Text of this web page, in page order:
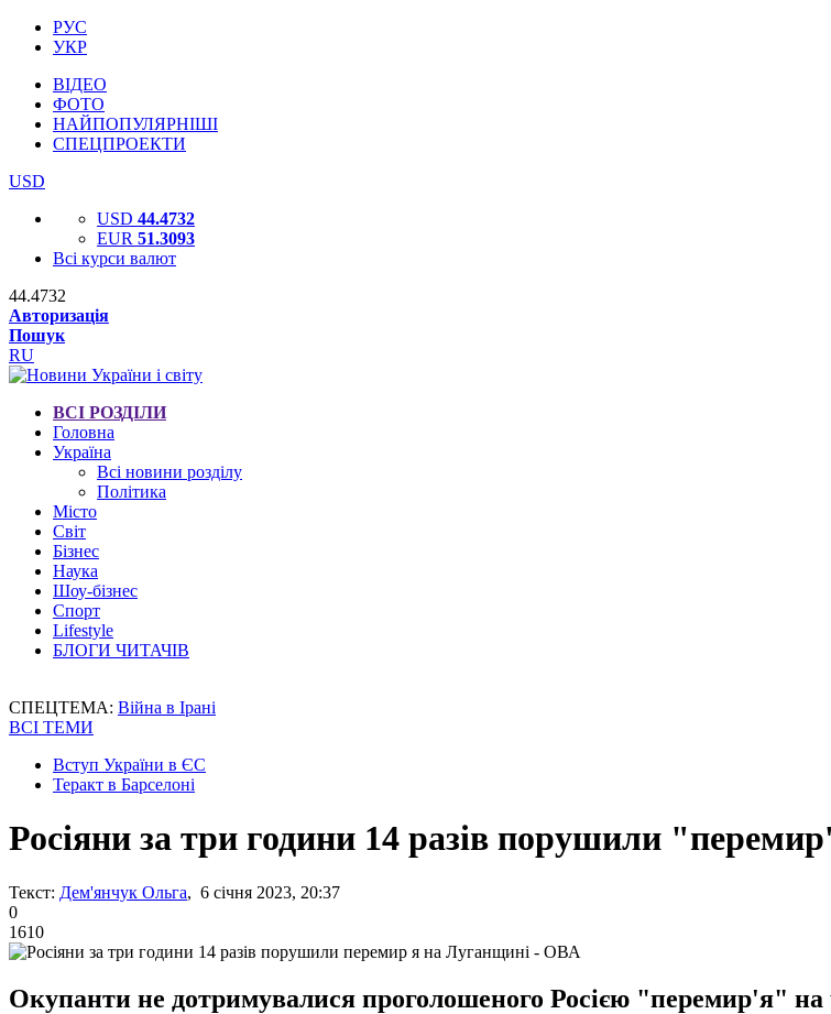
РУС
УКР
ВІДЕО
ФОТО
НАЙПОПУЛЯРНІШІ
СПЕЦПРОЕКТИ
USD
USD 44.4732
EUR 51.3093
Всі курси валют
44.4732
Авторизація
Пошук
RU
ВСІ РОЗДІЛИ
Головна
Україна
Всі новини розділу
Політика
Місто
Світ
Бізнес
Наука
Шоу-бізнес
Спорт
Lifestyle
БЛОГИ ЧИТАЧІВ
СПЕЦТЕМА: Війна в Ірані
ВСІ ТЕМИ
Вступ України в ЄС
Теракт в Барселоні
Росіяни за три години 14 разів порушили
Текст: Дем'янчук Ольга, 6 січня 2023, 20:37
0
1610
Окупанти не дотримувалися проголошеного Росією "перемир'я" на